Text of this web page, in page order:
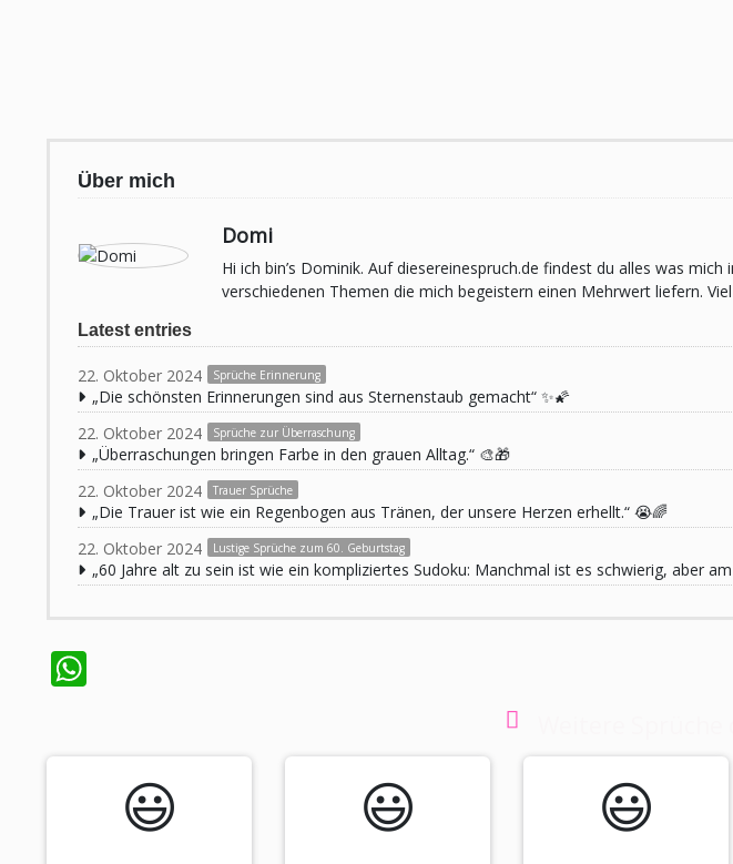
Über mich
Domi
Hi ich bin’s Dominik. Auf diesereinespruch.de findest du alles was
verschiedenen Themen die mich begeistern einen Mehrwert liefern.
Latest entries
22. Oktober 2024 Sprüche Erinnerung
„Die schönsten Erinnerungen sind aus Sternenstaub gemacht“ ✨🌠
22. Oktober 2024
Sprüche zur Überraschung
„Überraschungen bringen Farbe in den grauen Alltag.“ 🎨🎁
22. Oktober 2024
Trauer Sprüche
„Die Trauer ist wie ein Regenbogen aus Tränen, der unsere Herzen erhellt.“ 😭🌈
22. Oktober 2024
Lustige Sprüche zum 60. Geburtstag
„60 Jahre alt zu sein ist wie ein kompliziertes Sudoku: Manchmal ist es schwierig, aber
😃️ 😃️ 😃️